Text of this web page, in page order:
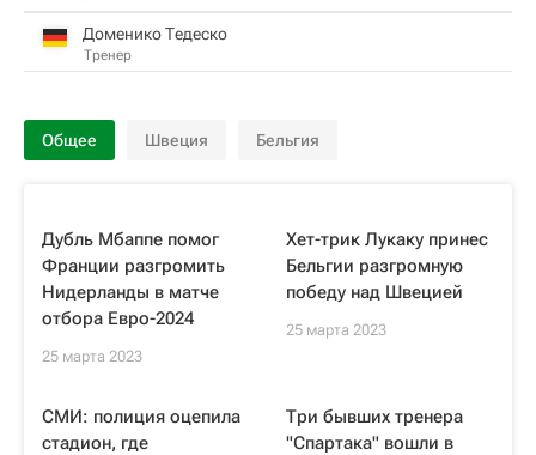
Доменико Тедеско
Тренер
Общее Швеция Бельгия
Дубль Мбаппе помог
Франции разгромить
Нидерланды в матче
отбора Евро-2024
25 марта 2023
Хет-трик Лукаку принес
Бельгии разгромную
победу над Швецией
25 марта 2023
СМИ: полиция оцепила
стадион, где
Три бывших тренера
"Спартака" вошли в